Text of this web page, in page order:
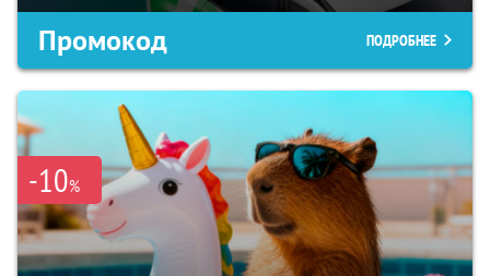
Промокод ПОДРОБНЕЕ
-10%